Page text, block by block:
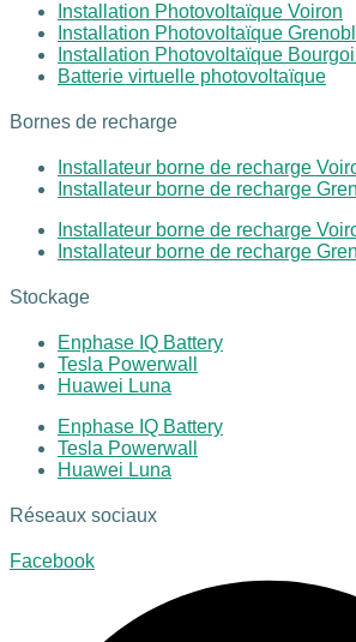
Installation Photovoltaïque Voiron
Installation Photovoltaïque
Installation Photovoltaïque
Batterie virtuelle photovoltaïque
Bornes de recharge
Installateur borne de recharge
Installateur borne de recharge
Installateur borne de recharge
Installateur borne de recharge
Stockage
Enphase IQ Battery
Tesla Powerwall
Huawei Luna
Enphase IQ Battery
Tesla Powerwall
Huawei Luna
Réseaux sociaux
Facebook